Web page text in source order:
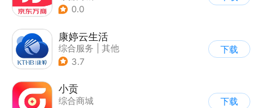
0.0
康婷云生活
综合服务
其他
| 综合商城
3.7
下载
小贡
综合商城
下载